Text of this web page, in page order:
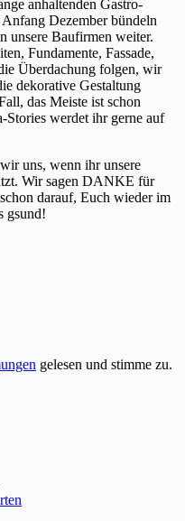
anhaltenden Gastro-
Dezember bündeln
unsere Baufirmen weiter.
Fundamente, Fassade,
Überdachung folgen, wir
dekorative Gestaltung
das Meiste ist schon
Stories werdet ihr gerne auf
uns, wenn ihr unsere
Wir sagen DANKE für
darauf, Euch wieder im
gsund!
gelesen und stimme zu.